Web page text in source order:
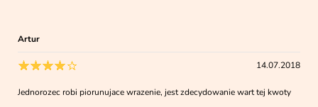
Artur
14.07.2018
Jednorozec robi piorunujace wrazenie, jest zdecydowanie wart tej kwoty